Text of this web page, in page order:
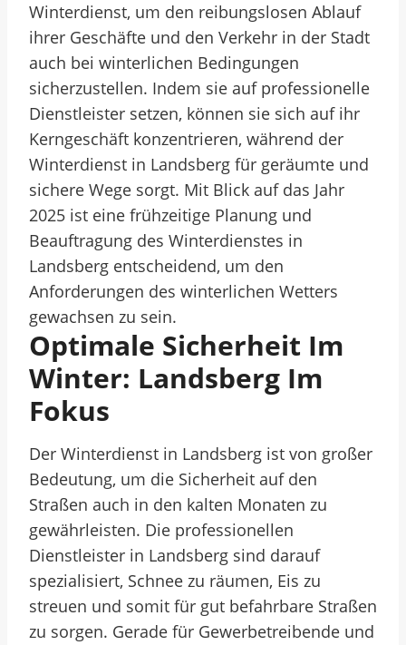
Winterdienst, um den reibungslosen Ablauf
ihrer Geschäfte und den Verkehr in der Stadt
auch bei winterlichen Bedingungen
sicherzustellen. Indem sie auf professionelle
Dienstleister setzen, können sie sich auf ihr
Kerngeschäft konzentrieren, während der
Winterdienst in Landsberg für geräumte und
sichere Wege sorgt. Mit Blick auf das Jahr
2025 ist eine frühzeitige Planung und
Beauftragung des Winterdienstes in
Landsberg entscheidend, um den
Anforderungen des winterlichen Wetters
gewachsen zu sein.
Optimale Sicherheit Im
Winter: Landsberg Im
Fokus
Der Winterdienst in Landsberg ist von großer
Bedeutung, um die Sicherheit auf den
Straßen auch in den kalten Monaten zu
gewährleisten. Die professionellen
Dienstleister in Landsberg sind darauf
spezialisiert, Schnee zu räumen, Eis zu
streuen und somit für gut befahrbare Straßen
zu sorgen. Gerade für Gewerbetreibende und